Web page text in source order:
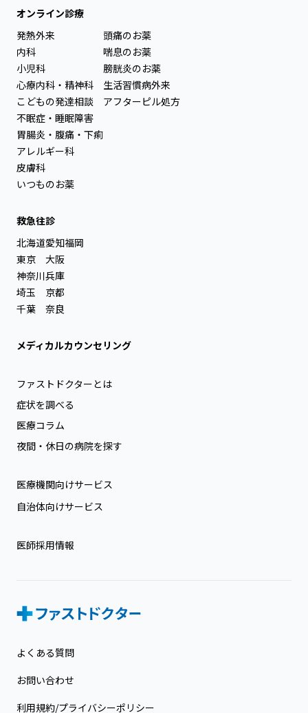
オンライン診療
発熱外来
内科
小児科
心療内科・精神科
こどもの発達相談
不眠症・睡眠障害
胃腸炎・腹痛・下痢
アレルギー科
皮膚科
いつものお薬
頭痛のお薬
喘息のお薬
膀胱炎のお薬
生活習慣病外来
アフターピル処方
救急往診
北海道
東京
神奈川
埼玉
千葉
愛知
大阪
兵庫
京都
奈良
福岡
メディカルカウンセリング
ファストドクターとは
症状を調べる
医療コラム
夜間・休日の病院を探す
医療機関向けサービス
自治体向けサービス
医師採用情報
よくある質問
お問い合わせ
利用規約/プライバシーポリシー